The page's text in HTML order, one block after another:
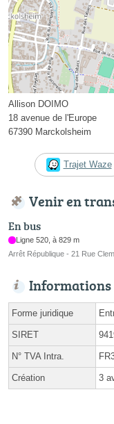
Allison DOIMO
18 avenue de l'Europe
67390 Marckolsheim
Trajet Waze
Venir en
En bus
Ligne 520, à 829 m
Arrêt République - 21 Rue
Informations
Forme juridique
SIRET
N° TVA Intra.
Création 3